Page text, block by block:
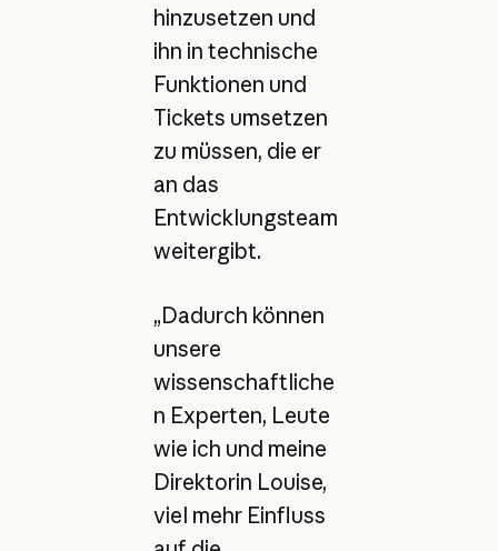
hinzusetzen und
ihn in technische
Funktionen und
Tickets umsetzen
zu müssen, die er
an das
Entwicklungsteam
weitergibt.
„Dadurch können
unsere
wissenschaftliche
n Experten, Leute
wie ich und meine
Direktorin Louise,
viel mehr Einfluss